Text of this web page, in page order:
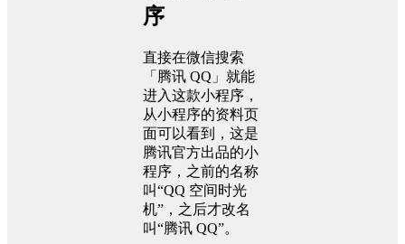
序
直接在微信搜索
「腾讯 QQ」就能
进入这款小程序，
从小程序的资料页
面可以看到，这是
腾讯官方出品的小
程序，之前的名称
叫“QQ 空间时光
机”，之后才改名
叫“腾讯 QQ”。